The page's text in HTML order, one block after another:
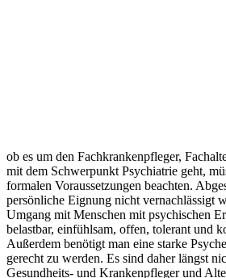
ob es um den Fachkrankenpfleger,
mit dem Schwerpunkt Psychiatrie geht,
formalen Voraussetzungen beachten.
persönliche Eignung nicht vernachlässigt
Umgang mit Menschen mit psychischen
belastbar, einfühlsam, offen, tolerant und
Außerdem benötigt man eine starke
gerecht zu werden. Es sind daher längst
Gesundheits- und Krankenpfleger und